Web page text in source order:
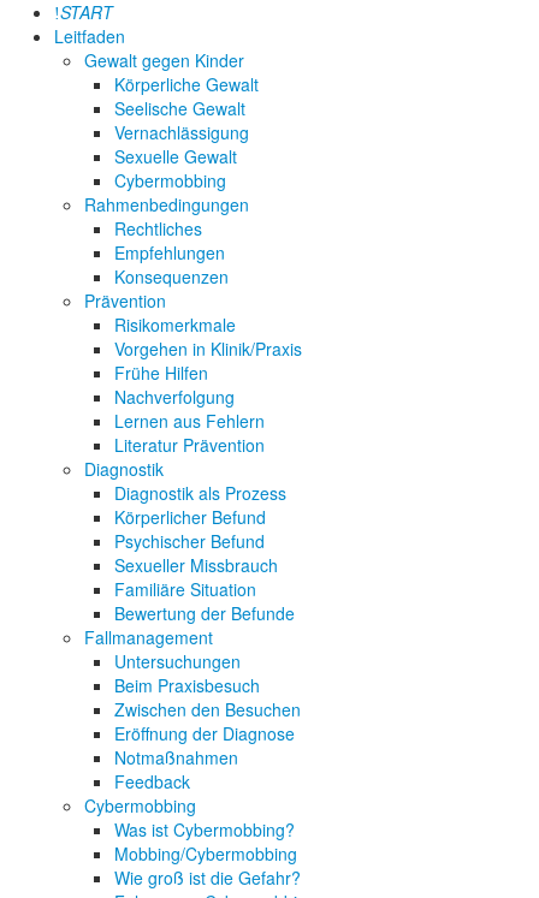
START
Leitfaden
Gewalt gegen Kinder
Körperliche Gewalt
Seelische Gewalt
Vernachlässigung
Sexuelle Gewalt
Cybermobbing
Rahmenbedingungen
Rechtliches
Empfehlungen
Konsequenzen
Prävention
Risikomerkmale
Vorgehen in Klinik/Praxis
Frühe Hilfen
Nachverfolgung
Lernen aus Fehlern
Literatur Prävention
Diagnostik
Diagnostik als Prozess
Körperlicher Befund
Psychischer Befund
Sexueller Missbrauch
Familiäre Situation
Bewertung der Befunde
Fallmanagement
Untersuchungen
Beim Praxisbesuch
Zwischen den Besuchen
Eröffnung der Diagnose
Notmaßnahmen
Feedback
Cybermobbing
Was ist Cybermobbing?
Mobbing/Cybermobbing
Wie groß ist die Gefahr?